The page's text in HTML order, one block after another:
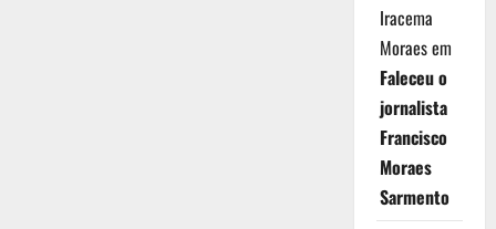
Iracema
Moraesem
Faleceu o
jornalista
Francisco
Moraes
Sarmento